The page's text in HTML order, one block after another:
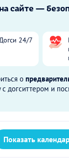
сайте —
24/7
о
с догситтером и
Показать